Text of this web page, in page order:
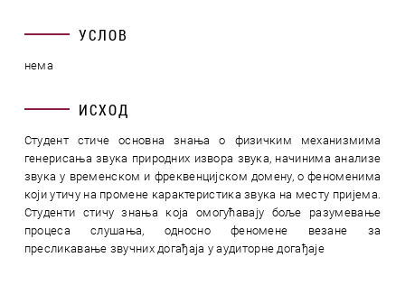
УСЛОВ
нема
ИСХОД
Студент стиче основна знања о физичким механизмима
генерисања звука природних извора звука, начинима анализе
звука у временском и фреквенцијском домену, о феноменима
који утичу на промене карактеристика звука на месту пријема.
Студенти стичу знања која омогућавају боље разумевање
процеса слушања, односно феномене везане за
пресликавање звучних догађаја у аудиторне догађаје